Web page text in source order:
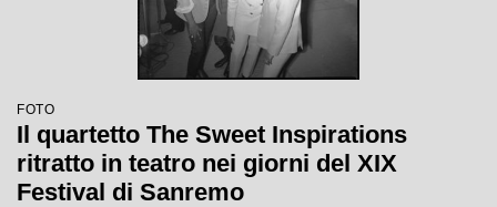
FOTO
Il quartetto The Sweet Inspirations
ritratto in teatro nei giorni del XIX
Festival di Sanremo